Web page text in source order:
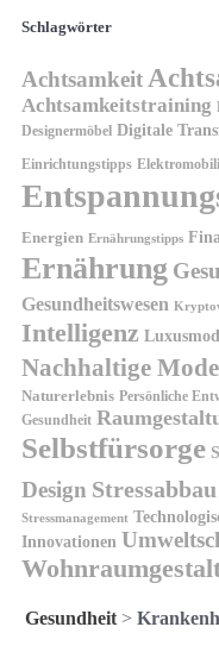
Schlagwörter
Achtsamkeit
Achtsamkeitstraining
Designermöbel Digitale
Einrichtungstipps
Energien Ernährungstipps
Ernährung
Gesundheitswesen
Intelligenz
Nachhaltige Mode
Naturerlebnis Persönliche
Gesundheit
Selbstfürsorge
Design Stressabbau
Stressmanagement
Innovationen
Gesundheit >